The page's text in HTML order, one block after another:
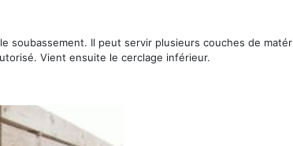
soubassement. Il peut servir plusieurs couches de
Vient ensuite le cerclage inférieur.